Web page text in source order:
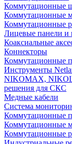
Коммутационные
Коммутационные
Коммутационные
Лицевые панели и
Коаксиальные
Коннекторы
Коммутационные
Инструменты
NIKOMAX,
решения для СКС
Медные кабели
Система
Коммутационные
Коммутационные
Коммутационные